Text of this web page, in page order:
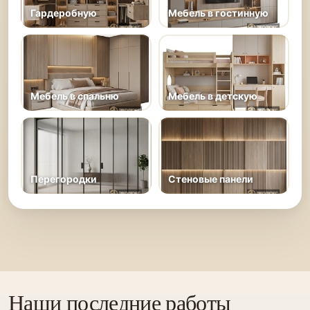
Гардеробную Мебель в гостинную
Мебель в спальню Мебель в детскую
Перегородки Стеновые панели
Наши последние работы